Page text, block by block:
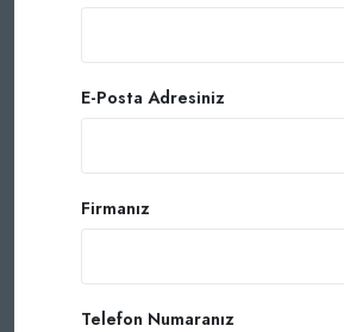
E-Posta Adresiniz
Firmanız
Telefon Numaranız